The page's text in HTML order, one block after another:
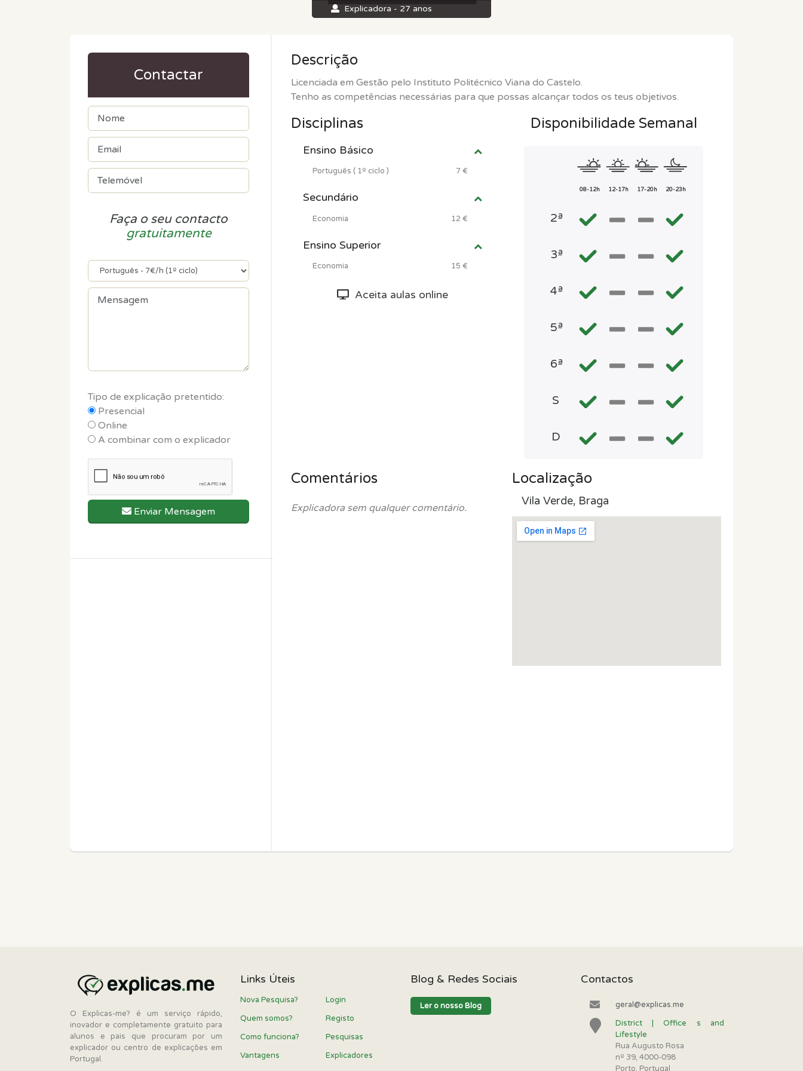
Explicadora - 27 anos
Contactar
Faça o seu contacto
gratuitamente
Tipo de explicação pretentido:
Presencial
Online
A combinar com o explicador
Enviar Mensagem
Descrição
Licenciada em Gestão pelo Instituto Politécnico Viana do Castelo.
Tenho as competências necessárias para que possas alcançar todos os teus objetivos.
Disciplinas
Ensino Básico
Português ( 1º ciclo ) 7 €
Secundário
Economia 12 €
Ensino Superior
Economia 15 €
Aceita aulas online
Disponibilidade Semanal
08-12h 12-17h 17-20h 20-23h
2ª
3ª
4ª
5ª
6ª
S
D
Localização
Vila Verde, Braga
Comentários
Explicadora sem qualquer comentário.
O Explicas-me? é um serviço rápido,
inovador e completamente gratuito para
alunos e pais que procuram por um
explicador ou centro de explicações em
Portugal.
Links Úteis
Nova Pesquisa?
Quem somos?
Como funciona?
Vantagens
Login
Registo
Pesquisas
Explicadores
Blog & Redes Sociais
Ler o nosso Blog
Contactos
geral@explicas.me
District | Office s and
Lifestyle
Rua Augusto Rosa
nº 39, 4000-098
Porto, Portugal